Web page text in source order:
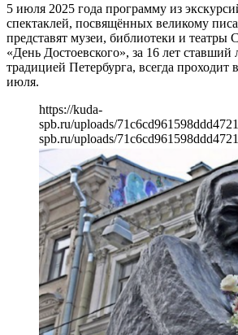
5 июля 2025 года программу из
спектаклей, посвящённых великому
представят музеи, библиотеки и театры
«День Достоевского», за 16 лет ставший
традицией Петербурга, всегда проходит
июля.
https://kuda-
spb.ru/uploads/
spb.ru/uploads/